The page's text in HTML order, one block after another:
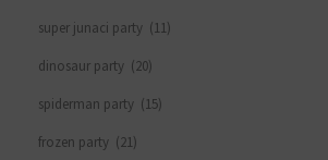
super junaci party (11)
dinosaur party (20)
spiderman party (15)
frozen party (21)